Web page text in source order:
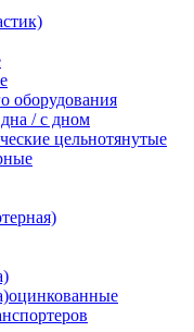
оборудования
/ с дном
цельнотянутые